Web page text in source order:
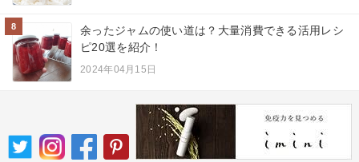
8
余ったジャムの使い道は？大量消費できる活用レシ
ピ20選を紹介！
2024年04月15日